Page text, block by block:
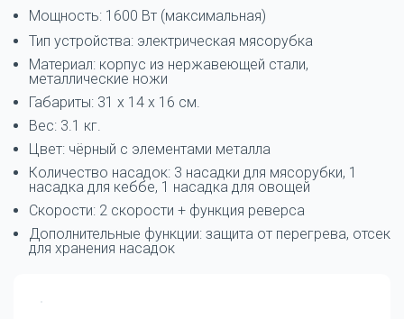
Мощность: 1600 Вт (максимальная)
Тип устройства: электрическая мясорубка
Материал: корпус из нержавеющей стали,
металлические ножи
Габариты: 31 x 14 x 16 см.
Вес: 3.1 кг.
Цвет: чёрный с элементами металла
Количество насадок: 3 насадки для мясорубки, 1
насадка для кеббе, 1 насадка для овощей
Скорости: 2 скорости + функция реверса
Дополнительные функции: защита от перегрева, отсек
для хранения насадок